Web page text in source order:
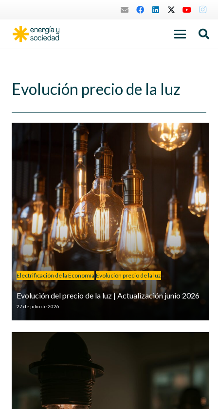
Evolución precio de la luz
Electrificación de la Economía Evolución precio de la luz
Evolución del precio de la luz | Actualización junio 2026
27 de julio de 2026